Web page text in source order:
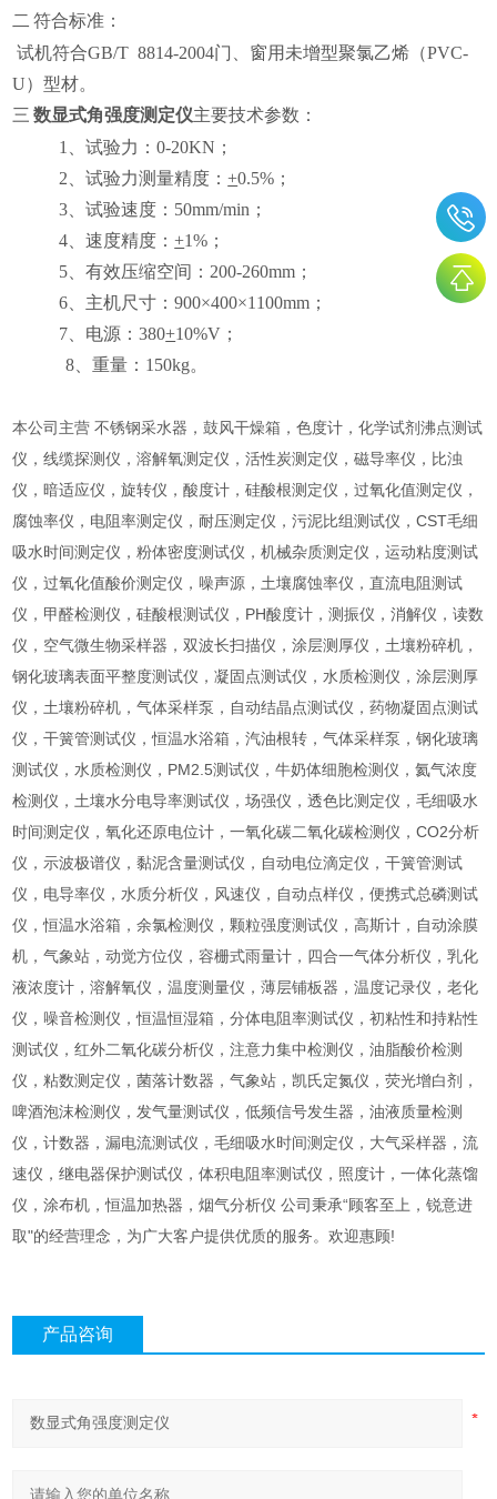
二 符合标准：
试机符合GB/T 8814-2004门、窗用未增型聚氯乙烯（PVC-
U）型材。
三 数显式角强度测定仪主要技术参数：
1、试验力：0-20KN；
2、试验力测量精度：+0.5%；
3、试验速度：50mm/min；
4、速度精度：+1%；
5、有效压缩空间：200-260mm；
6、主机尺寸：900×400×1100mm；
7、电源：380+10%V；
8、重量：150kg。
本公司主营 不锈钢采水器，鼓风干燥箱，色度计，化学试剂沸点测试
仪，线缆探测仪，溶解氧测定仪，活性炭测定仪，磁导率仪，比浊
仪，暗适应仪，旋转仪，酸度计，硅酸根测定仪，过氧化值测定仪，
腐蚀率仪，电阻率测定仪，耐压测定仪，污泥比组测试仪，CST毛细
吸水时间测定仪，粉体密度测试仪，机械杂质测定仪，运动粘度测试
仪，过氧化值酸价测定仪，噪声源，土壤腐蚀率仪，直流电阻测试
仪，甲醛检测仪，硅酸根测试仪，PH酸度计，测振仪，消解仪，读数
仪，空气微生物采样器，双波长扫描仪，涂层测厚仪，土壤粉碎机，
钢化玻璃表面平整度测试仪，凝固点测试仪，水质检测仪，涂层测厚
仪，土壤粉碎机，气体采样泵，自动结晶点测试仪，药物凝固点测试
仪，干簧管测试仪，恒温水浴箱，汽油根转，气体采样泵，钢化玻璃
测试仪，水质检测仪，PM2.5测试仪，牛奶体细胞检测仪，氦气浓度
检测仪，土壤水分电导率测试仪，场强仪，透色比测定仪，毛细吸水
时间测定仪，氧化还原电位计，一氧化碳二氧化碳检测仪，CO2分析
仪，示波极谱仪，黏泥含量测试仪，自动电位滴定仪，干簧管测试
仪，电导率仪，水质分析仪，风速仪，自动点样仪，便携式总磷测试
仪，恒温水浴箱，余氯检测仪，颗粒强度测试仪，高斯计，自动涂膜
机，气象站，动觉方位仪，容栅式雨量计，四合一气体分析仪，乳化
液浓度计，溶解氧仪，温度测量仪，薄层铺板器，温度记录仪，老化
仪，噪音检测仪，恒温恒湿箱，分体电阻率测试仪，初粘性和持粘性
测试仪，红外二氧化碳分析仪，注意力集中检测仪，油脂酸价检测
仪，粘数测定仪，菌落计数器，气象站，凯氏定氮仪，荧光增白剂，
啤酒泡沫检测仪，发气量测试仪，低频信号发生器，油液质量检测
仪，计数器，漏电流测试仪，毛细吸水时间测定仪，大气采样器，流
速仪，继电器保护测试仪，体积电阻率测试仪，照度计，一体化蒸馏
仪，涂布机，恒温加热器，烟气分析仪 公司秉承“顾客至上，锐意进
取"的经营理念，为广大客户提供优质的服务。欢迎惠顾!
产品咨询